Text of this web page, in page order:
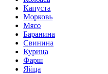
Капуста
Морковь
Мясо
Баранина
Свинина
Курица
Фарш
Яйца